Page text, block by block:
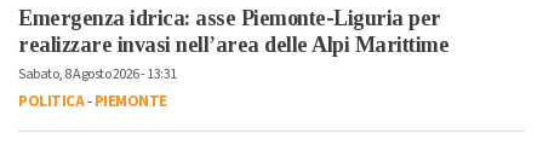
Emergenza idrica: asse Piemonte-Liguria per
realizzare invasi nell’area delle Alpi Marittime
Sabato, 8 Agosto 2026 - 13:31
POLITICA-PIEMONTE